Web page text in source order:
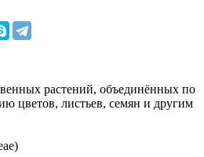
растений, объединённых по
цветов, листьев, семян и другим